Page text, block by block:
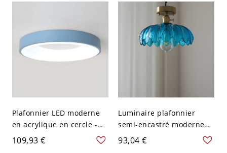
Plafonnier LED moderne
en acrylique en cercle -
Luminaire élégant avec
ampoules SMD - 110 V-
109,93 €
Luminaire plafonnier
semi-encastré moderne
en forme de dôme pour
chambre - Bleu 110 V-120
93,04 €